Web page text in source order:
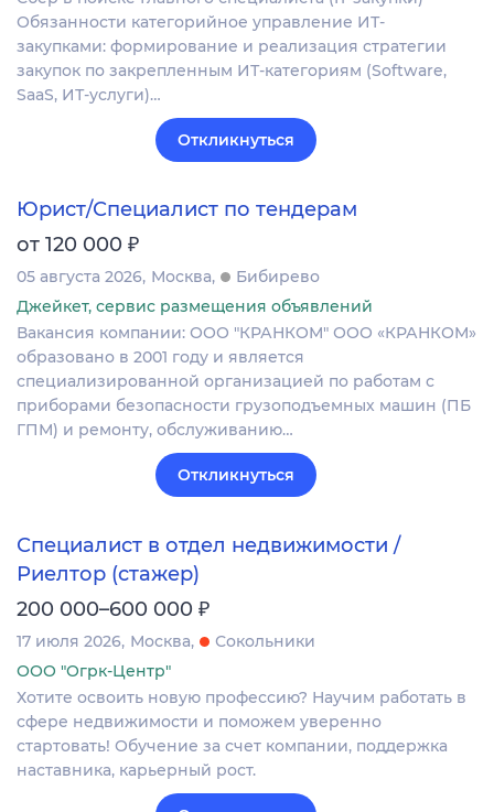
Обязанности категорийное управление ИТ-
закупками: формирование и реализация стратегии
закупок по закрепленным ИТ-категориям (Software,
SaaS, ИТ-услуги)…
Откликнуться
Юрист/Специалист по тендерам
от 120 000 ₽
05 августа 2026 Москва
Бибирево
Джейкет, сервис размещения объявлений
Вакансия компании: ООО "КРАНКОМ" ООО «КРАНКОМ»
образовано в 2001 году и является
специализированной организацией по работам с
приборами безопасности грузоподъемных машин (ПБ
ГПМ) и ремонту, обслуживанию…
Откликнуться
Специалист в отдел недвижимости /
Риелтор (стажер)
200 000–600 000 ₽
17 июля 2026 Москва
Сокольники
ООО "Огрк-Центр"
Хотите освоить новую профессию? Научим работать в
сфере недвижимости и поможем уверенно
стартовать! Обучение за счет компании, поддержка
наставника, карьерный рост.